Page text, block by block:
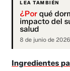
LEA TAMBIÉN
¿Por qué
impacto del
salud
8 de junio de 2026
Ingredientes